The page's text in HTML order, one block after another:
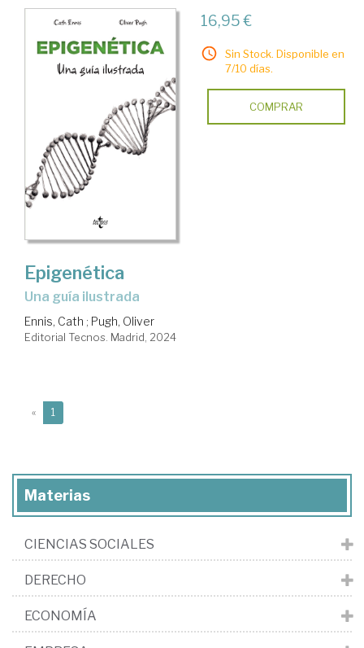
16,95 €
Sin Stock. Disponible en
7/10 días.
COMPRAR
Epigenética
Una guía ilustrada
Ennis, Cath ; Pugh, Oliver
Editorial Tecnos. Madrid, 2024
« 1
Materias
CIENCIAS SOCIALES
DERECHO
ECONOMÍA